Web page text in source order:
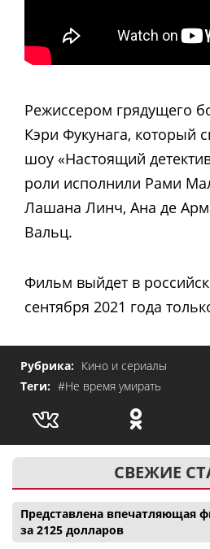
Режиссером грядущего
Кэри Фукунага, который
шоу «Настоящий
роли исполнили Рами
Лашана Линч, Ана де
Вальц.
Фильм выйдет в
сентября 2021 года
Рубрика: Кино и сериалы
Теги: #Не время умирать
СВЕЖИЕ
Представлена впечатляющая
за 2125 долларов